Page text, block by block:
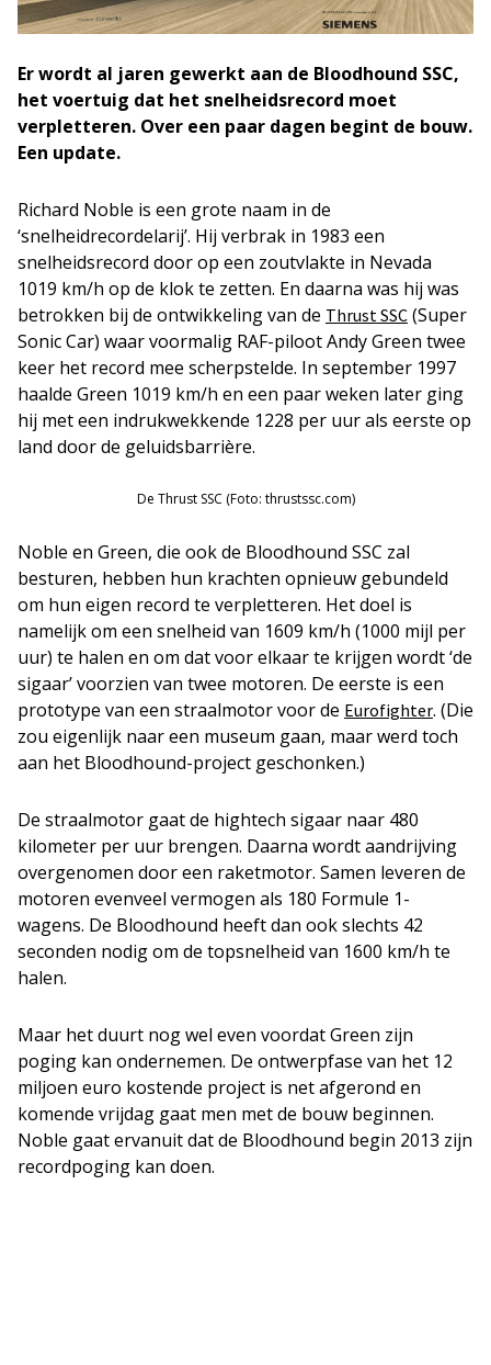
Er wordt al jaren gewerkt aan de Bloodhound SSC,
het voertuig dat het snelheidsrecord moet
verpletteren. Over een paar dagen begint de bouw.
Een update.
Richard Noble is een grote naam in de
‘snelheidrecordelarij’. Hij verbrak in 1983 een
snelheidsrecord door op een zoutvlakte in Nevada
1019 km/h op de klok te zetten. En daarna was hij was
betrokken bij de ontwikkeling van de Thrust SSC (Super
Sonic Car) waar voormalig RAF-piloot Andy Green twee
keer het record mee scherpstelde. In september 1997
haalde Green 1019 km/h en een paar weken later ging
hij met een indrukwekkende 1228 per uur als eerste op
land door de geluidsbarrière.
De Thrust SSC (Foto: thrustssc.com)
Noble en Green, die ook de Bloodhound SSC zal
besturen, hebben hun krachten opnieuw gebundeld
om hun eigen record te verpletteren. Het doel is
namelijk om een snelheid van 1609 km/h (1000 mijl per
uur) te halen en om dat voor elkaar te krijgen wordt ‘de
sigaar’ voorzien van twee motoren. De eerste is een
prototype van een straalmotor voor de Eurofighter. (Die
zou eigenlijk naar een museum gaan, maar werd toch
aan het Bloodhound-project geschonken.)
De straalmotor gaat de hightech sigaar naar 480
kilometer per uur brengen. Daarna wordt aandrijving
overgenomen door een raketmotor. Samen leveren de
motoren evenveel vermogen als 180 Formule 1-
wagens. De Bloodhound heeft dan ook slechts 42
seconden nodig om de topsnelheid van 1600 km/h te
halen.
Maar het duurt nog wel even voordat Green zijn
poging kan ondernemen. De ontwerpfase van het 12
miljoen euro kostende project is net afgerond en
komende vrijdag gaat men met de bouw beginnen.
Noble gaat ervanuit dat de Bloodhound begin 2013 zijn
recordpoging kan doen.